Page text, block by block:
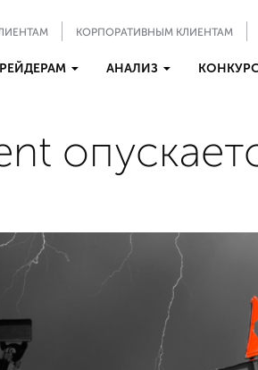
КОРПОРАТИВНЫМ КЛИЕНТАМ
АНАЛИЗ